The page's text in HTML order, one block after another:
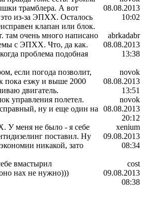
трамблера. А вот
это из-за ЭПХХ. Осталось
клапан или блок.
08.08.2013
10:02
там очень много написано
с ЭПХХ. Что, да как.
проблема подобная
abrkadabr
08.08.2013
13:38
если погода позволит,
пока езжу и выше 2000
двигатель.
novok
08.08.2013
13:51
управления полетел.
ну и еще один на
novok
08.08.2013
20:12
У меня не было - я себе
поставил. Ну
никакой, зато
xenium
09.08.2013
08:34
вмастырил
нах не нужно)))
cost
09.08.2013
08:38